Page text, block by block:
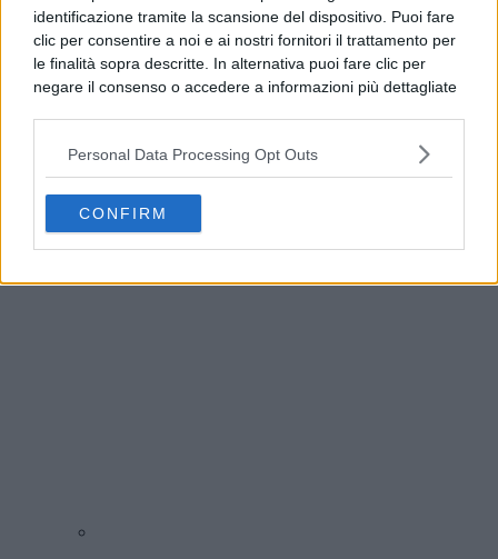
identificazione tramite la scansione del dispositivo. Puoi fare
clic per consentire a noi e ai nostri fornitori il trattamento per
le finalità sopra descritte. In alternativa puoi fare clic per
negare il consenso o accedere a informazioni più dettagliate
possono non richiedere il tuo consenso, ma hai il diritto di
opporti a tale trattamento. Le tue preferenze si
preferenze in qualsiasi momento ritornando su questo sito o
consultando la nostrainformativa sulla riservatezza.
Personal Data Processing Opt Outs
CONFIRM
Napoli, Ditto: “Trasporti estivi da potenziare entro